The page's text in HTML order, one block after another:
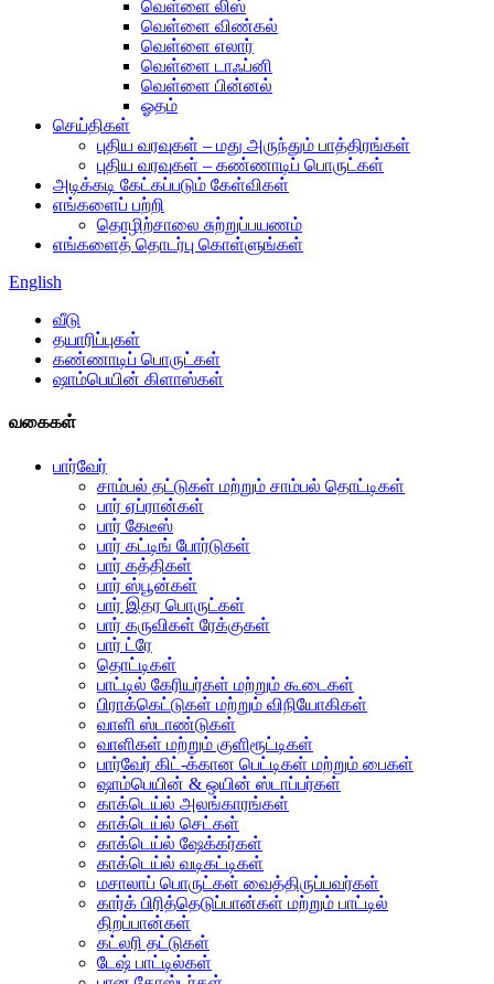
வெள்ளை லிஸ்
வெள்ளை விண்கல்
வெள்ளை எலார்
வெள்ளை டாஃப்னி
வெள்ளை பின்னல்
ஓதம்
செய்திகள்
புதிய வரவுகள் – மது அருந்தும் பாத்திரங்கள்
புதிய வரவுகள் – கண்ணாடிப் பொருட்கள்
அடிக்கடி கேட்கப்படும் கேள்விகள்
எங்களைப் பற்றி
தொழிற்சாலை சுற்றுப்பயணம்
எங்களைத் தொடர்பு கொள்ளுங்கள்
English
வீடு
தயாரிப்புகள்
கண்ணாடிப் பொருட்கள்
ஷாம்பெயின் கிளாஸ்கள்
வகைகள்
பார்வேர்
சாம்பல் தட்டுகள் மற்றும் சாம்பல் தொட்டிகள்
பார் ஏப்ரான்கள்
பார் கேடீஸ்
பார் கட்டிங் போர்டுகள்
பார் கத்திகள்
பார் ஸ்பூன்கள்
பார் இதர பொருட்கள்
பார் கருவிகள் ரேக்குகள்
பார் ட்ரே
தொட்டிகள்
பாட்டில் கேரியர்கள் மற்றும் கூடைகள்
பிராக்கெட்டுகள் மற்றும் விநியோகிகள்
வாளி ஸ்டாண்டுகள்
வாளிகள் மற்றும் குளிரூட்டிகள்
பார்வேர் கிட்-க்கான பெட்டிகள் மற்றும் பைகள்
ஷாம்பெயின் & ஒயின் ஸ்டாப்பர்கள்
காக்டெய்ல் அலங்காரங்கள்
காக்டெய்ல் செட்கள்
காக்டெய்ல் ஷேக்கர்கள்
காக்டெய்ல் வடிகட்டிகள்
மசாலாப் பொருட்கள் வைத்திருப்பவர்கள்
கார்க் பிரித்தெடுப்பான்கள் மற்றும் பாட்டில்
திறப்பான்கள்
கட்லரி தட்டுகள்
டேஷ் பாட்டில்கள்